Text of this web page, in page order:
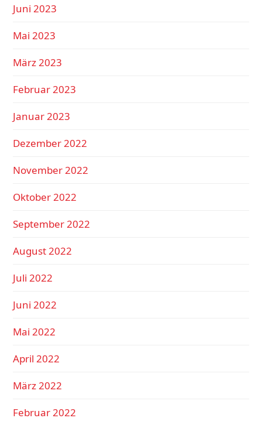
Juni 2023
Mai 2023
März 2023
Februar 2023
Januar 2023
Dezember 2022
November 2022
Oktober 2022
September 2022
August 2022
Juli 2022
Juni 2022
Mai 2022
April 2022
März 2022
Februar 2022